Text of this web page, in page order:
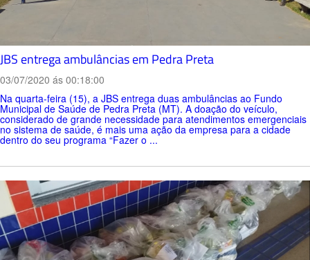
JBS entrega ambulâncias em Pedra Preta
03/07/2020 ás 00:18:00
Na quarta-feira (15), a JBS entrega duas ambulâncias ao Fundo
Municipal de Saúde de Pedra Preta (MT). A doação do veículo,
considerado de grande necessidade para atendimentos emergenciais
no sistema de saúde, é mais uma ação da empresa para a cidade
dentro do seu programa “Fazer o ...